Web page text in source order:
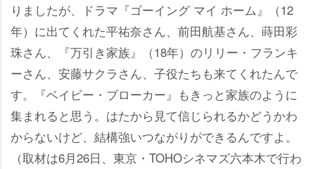
りましたが、ドラマ『ゴーイング マイ ホーム』（12
年）に出てくれた平祐奈さん、前田航基さん、蒔田彩
珠さん、『万引き家族』（18年）のリリー・フランキ
ーさん、安藤サクラさん、子役たちも来てくれたんで
す。『ベイビー・ブローカー』もきっと家族のように
集まれると思う。はたから見て信じられるかどうかわ
からないけど、結構強いつながりができるんですよ。
（取材は6月26日、東京・TOHOシネマズ六本木で行わ